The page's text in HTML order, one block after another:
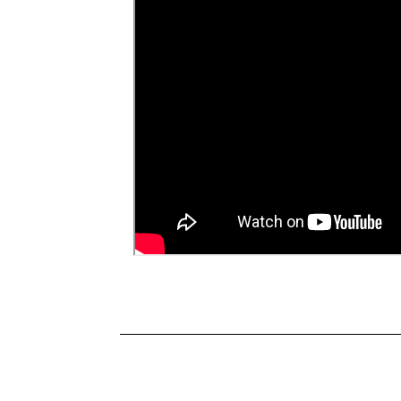
Tweetnij Udostępnij
33